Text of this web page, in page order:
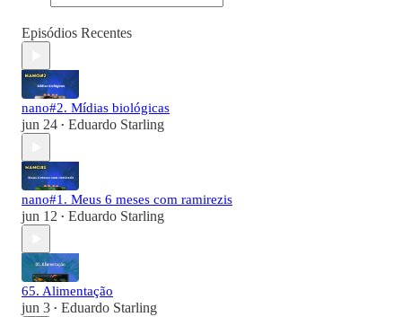
Episódios Recentes
nano#2. Mídias biológicas
jun 24 • Eduardo Starling
nano#1. Meus 6 meses com ramirezis
jun 12 • Eduardo Starling
65. Alimentação
jun 3 • Eduardo Starling